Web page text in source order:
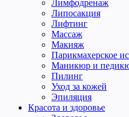
Лимфодренаж
Липосакция
Лифтинг
Массаж
Макияж
Парикмахерское
Маникюр и
Пилинг
Уход за кожей
Эпиляция
Красота и здоровье